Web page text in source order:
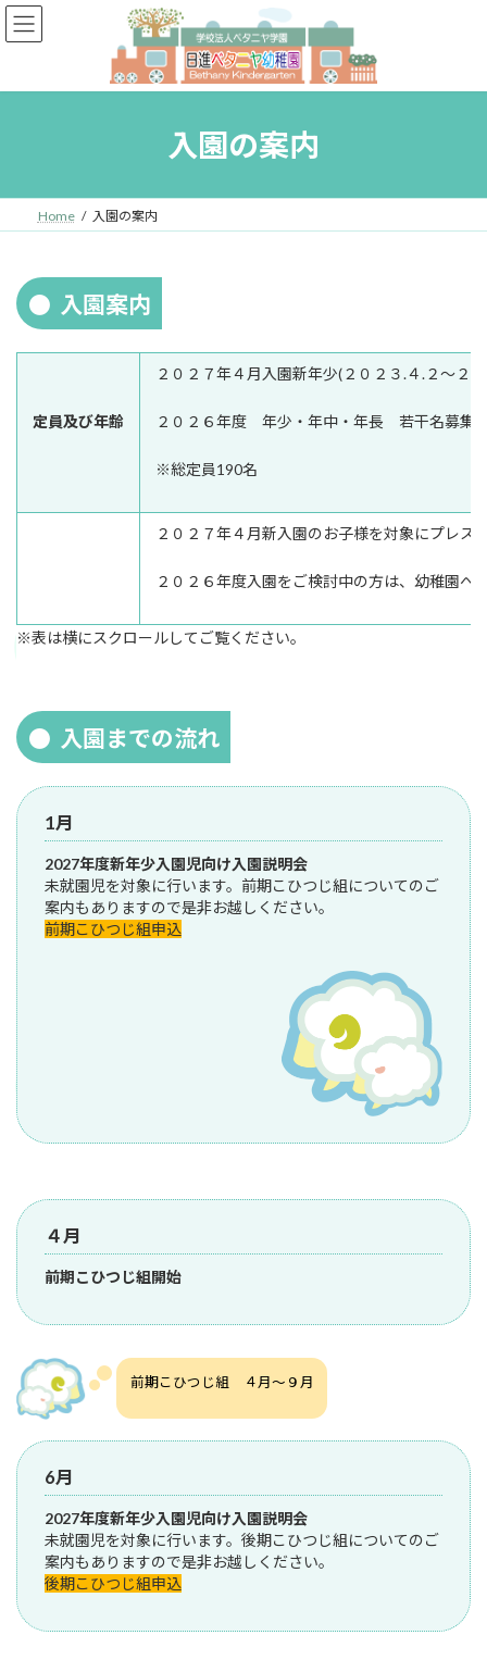
コ
ン
ツ
ナ
ビ
シ
入園の案内
Home 入園の案内
入園案内
定員及び年齢
２０２７年４月入園新年少(２０２３.４.２～２
２０２６年度 年少・年中・年長 若干名募集
※総定員190名
２０２７年４月新入園のお子様を対象にプレス
２０２６年度入園をご検討中の方は、幼稚園へ
※表は横にスクロールしてご覧ください。
入園までの流れ
1月
2027年度新年少入園児向け入園説明会
未就園児を対象に行います。前期こひつじ組についてのご
案内もありますので是非お越しください。
前期こひつじ組申込
４月
前期こひつじ組開始
前期こひつじ組 ４月～９月
6月
2027年度新年少入園児向け入園説明会
未就園児を対象に行います。後期こひつじ組についてのご
案内もありますので是非お越しください。
後期こひつじ組申込